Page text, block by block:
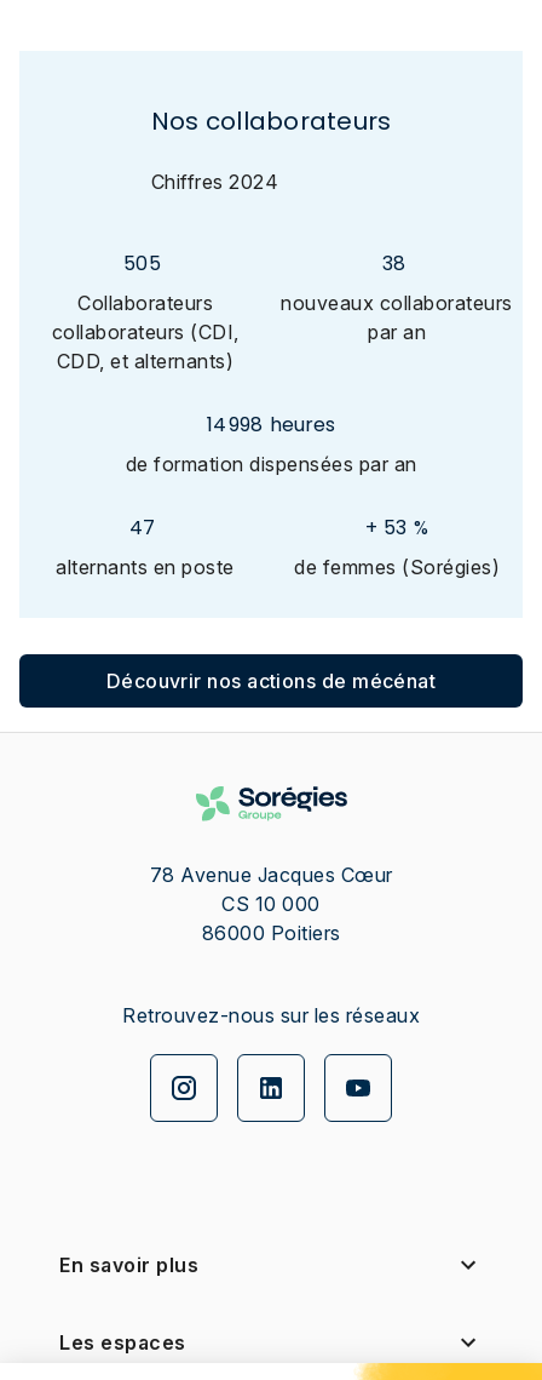
Nos collaborateurs
Chiffres 2024
505
Collaborateurs
collaborateurs (CDI,
CDD, et alternants)
38
nouveaux collaborateurs
par an
15 000 heures
de formation dispensées par an
47
alternants en poste
+ 53 %
de femmes (Sorégies)
Découvrir nos actions de mécénat
78 Avenue Jacques Cœur
CS 10 000
86000 Poitiers
En savoir plus
Les espaces
Retrouvez-nous sur les réseaux